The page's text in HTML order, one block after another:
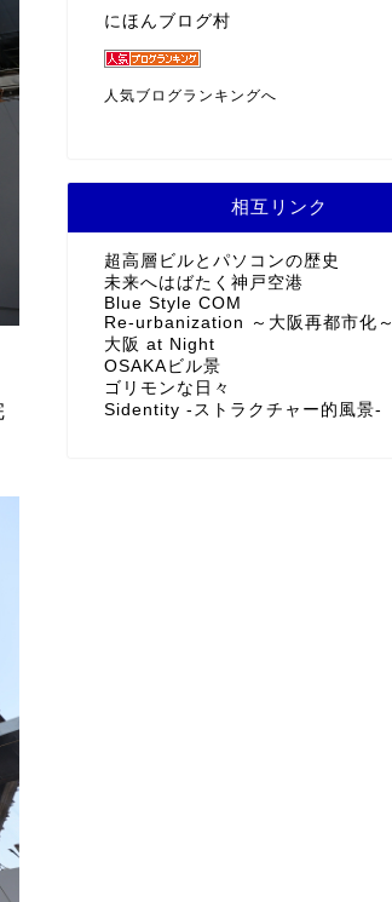
にほんブログ村
人気ブログランキングへ
相互リンク
超高層ビルとパソコンの歴史
未来へはばたく神戸空港
Blue Style COM
Re-urbanization ～大阪再都市化～
大阪 at Night
OSAKAビル景
ゴリモンな日々
Sidentity -ストラクチャー的風景-